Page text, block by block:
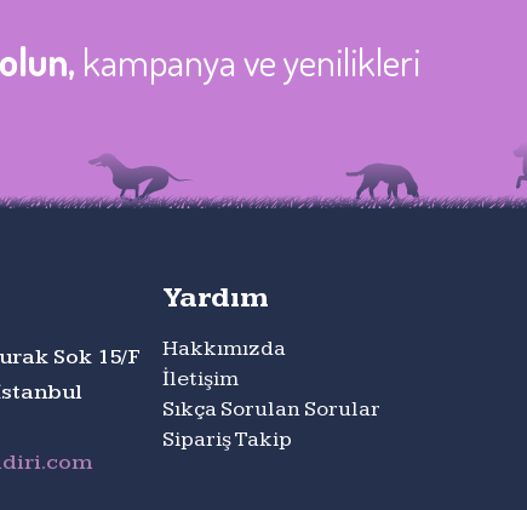
kampanya ve yenilikleri
Sok 15/F
Yardım
Hakkımızda
İletişim
Sıkça Sorulan Sorular
Sipariş Takip